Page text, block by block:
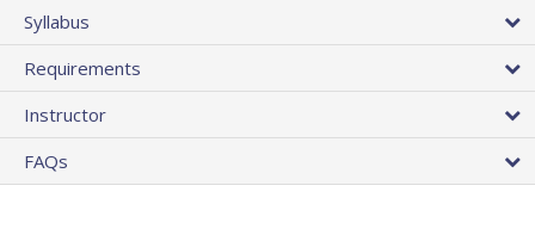
Syllabus
Requirements
Instructor
FAQs